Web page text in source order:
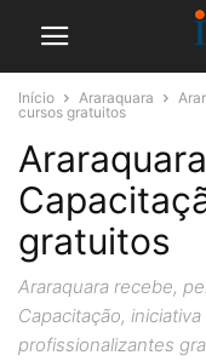
Início Araraquara
cursos gratuitos
gratuitos
Araraquara recebe,
Capacitação,
profissionalizantes